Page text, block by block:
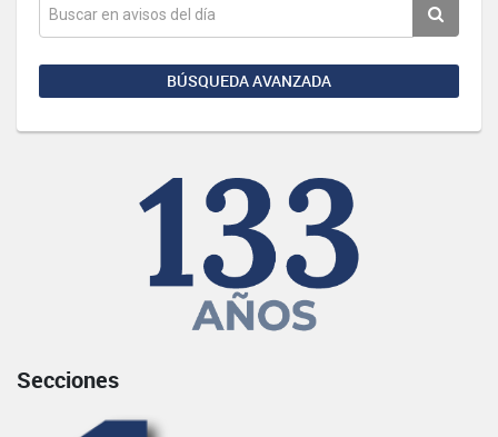
BÚSQUEDA AVANZADA
Secciones